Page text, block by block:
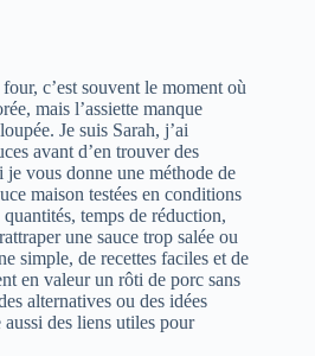
c’est souvent le moment où
mais l’assiette manque
Je suis Sarah, j’ai
avant d’en trouver des
vous donne une méthode de
maison testées en conditions
temps de réduction,
une sauce trop salée ou
simple, de recettes faciles et de
en valeur un rôti de porc sans
alternatives ou des idées
aussi des liens utiles pour